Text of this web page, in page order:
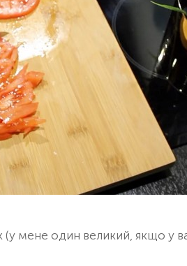
(у мене один великий, якщо у